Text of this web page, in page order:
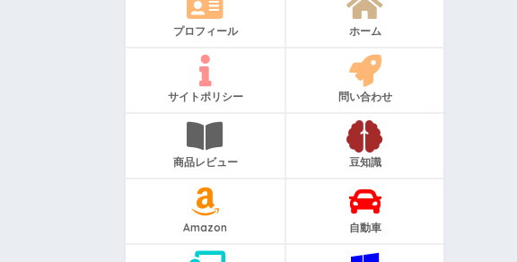
プロフィール ホーム
サイトポリシー 問い合わせ
商品レビュー 豆知識
Amazon 自動車